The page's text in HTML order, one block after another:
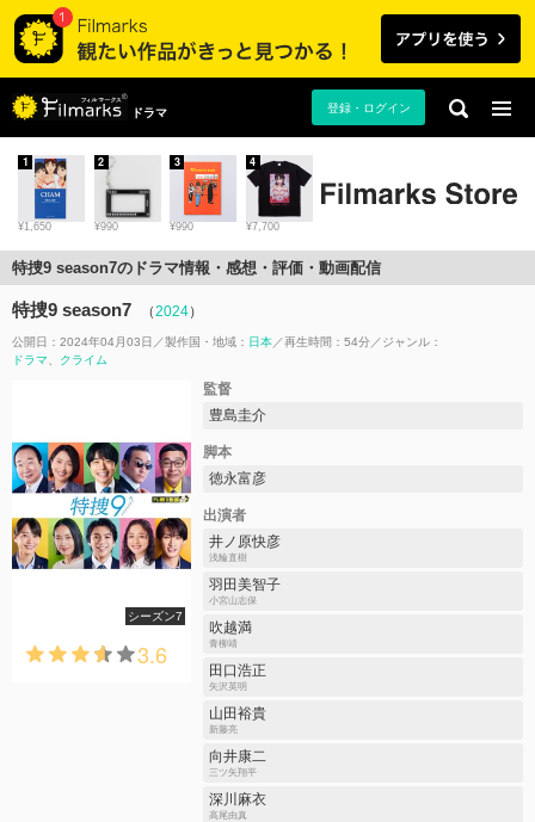
ドラマ 登録・ログイン
¥1,650
1
¥990
2
¥990
3
¥7,700
4
特捜9 season7のドラマ情報・感想・評価・動画配信
特捜9 season7 （2024）
公開日：2024年04月03日 製作国・地域： 日本 再生時間：54分
ジャンル：
ドラマ
クライム
シーズン7
3.6
監督
豊島圭介
脚本
徳永富彦
出演者
井ノ原快彦
浅輪直樹
羽田美智子
小宮山志保
吹越満
青柳靖
田口浩正
矢沢英明
山田裕貴
新藤亮
向井康二
三ツ矢翔平
深川麻衣
高尾由真